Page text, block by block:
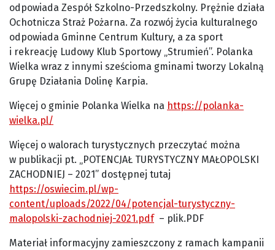
odpowiada Zespół Szkolno-Przedszkolny. Prężnie działa
Ochotnicza Straż Pożarna. Za rozwój życia kulturalnego
odpowiada Gminne Centrum Kultury, a za sport
i rekreację Ludowy Klub Sportowy „Strumień”. Polanka
Wielka wraz z innymi sześcioma gminami tworzy Lokalną
Grupę Działania Dolinę Karpia.
Więcej o gminie Polanka Wielka na https://polanka-
wielka.pl/
Więcej o walorach turystycznych przeczytać można
w publikacji pt. „POTENCJAŁ TURYSTYCZNY MAŁOPOLSKI
ZACHODNIEJ – 2021” dostępnej tutaj
https://oswiecim.pl/wp-
content/uploads/2022/04/potencjal-turystyczny-
malopolski-zachodniej-2021.pdf– plik.PDF
Materiał informacyjny zamieszczony z ramach kampanii